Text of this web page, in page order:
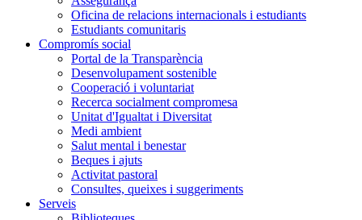
Oficina de relacions internacionals i estudiants
Estudiants comunitaris
Compromís social
Portal de la Transparència
Desenvolupament sostenible
Cooperació i voluntariat
Recerca socialment compromesa
Unitat d'Igualtat i Diversitat
Medi ambient
Salut mental i benestar
Beques i ajuts
Activitat pastoral
Consultes, queixes i suggeriments
Serveis